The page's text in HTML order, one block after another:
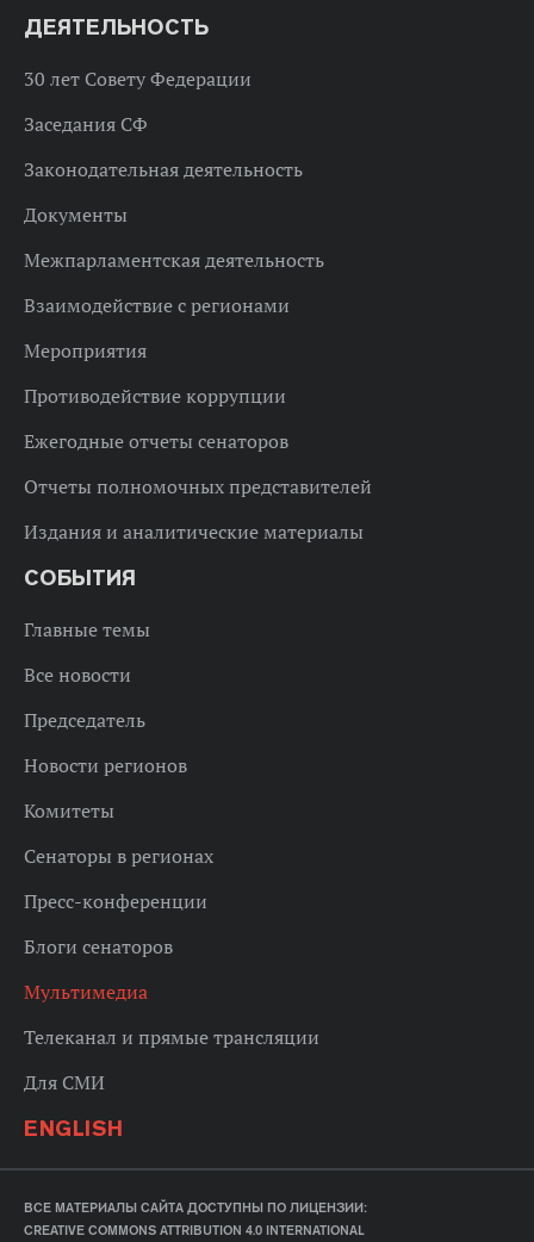
ДЕЯТЕЛЬНОСТЬ
30 лет Совету Федерации
Заседания СФ
Законодательная деятельность
Документы
Межпарламентская деятельность
Взаимодействие с регионами
Мероприятия
Противодействие коррупции
Ежегодные отчеты сенаторов
Отчеты полномочных представителей
Издания и аналитические материалы
СОБЫТИЯ
Главные темы
Все новости
Председатель
Новости регионов
Комитеты
Сенаторы в регионах
Пресс-конференции
Блоги сенаторов
Мультимедиа
Телеканал и прямые трансляции
Для СМИ
ENGLISH
ВСЕ МАТЕРИАЛЫ САЙТА ДОСТУПНЫ ПО ЛИЦЕНЗИИ:
CREATIVE COMMONS ATTRIBUTION 4.0 INTERNATIONAL